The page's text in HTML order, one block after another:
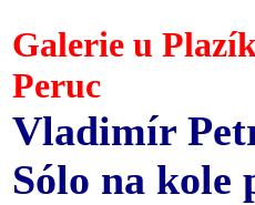
Galerie u
Peruc
Vladimír
Sólo na kole